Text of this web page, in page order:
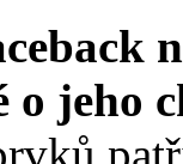
o jeho